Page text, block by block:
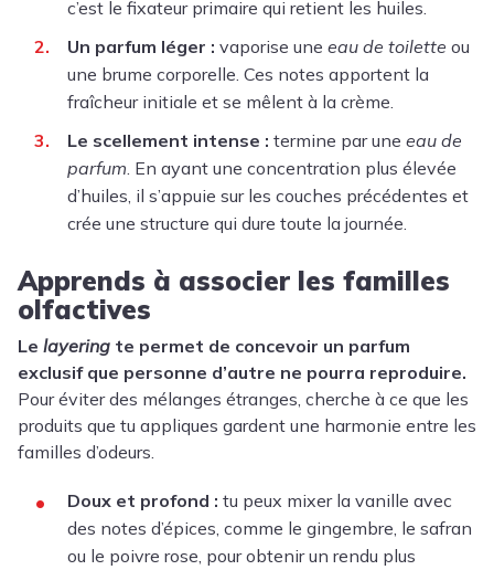
c’est le fixateur primaire qui retient les huiles.
Un parfum léger : vaporise une eau de toilette ou
une brume corporelle. Ces notes apportent la
fraîcheur initiale et se mêlent à la crème.
Le scellement intense : termine par une eau de
parfum. En ayant une concentration plus élevée
d’huiles, il s’appuie sur les couches précédentes et
crée une structure qui dure toute la journée.
Apprends à associer les familles
olfactives
Le layering te permet de concevoir un parfum
exclusif que personne d’autre ne pourra reproduire.
Pour éviter des mélanges étranges, cherche à ce que les
produits que tu appliques gardent une harmonie entre les
familles d’odeurs.
Doux et profond : tu peux mixer la vanille avec
des notes d’épices, comme le gingembre, le safran
ou le poivre rose, pour obtenir un rendu plus